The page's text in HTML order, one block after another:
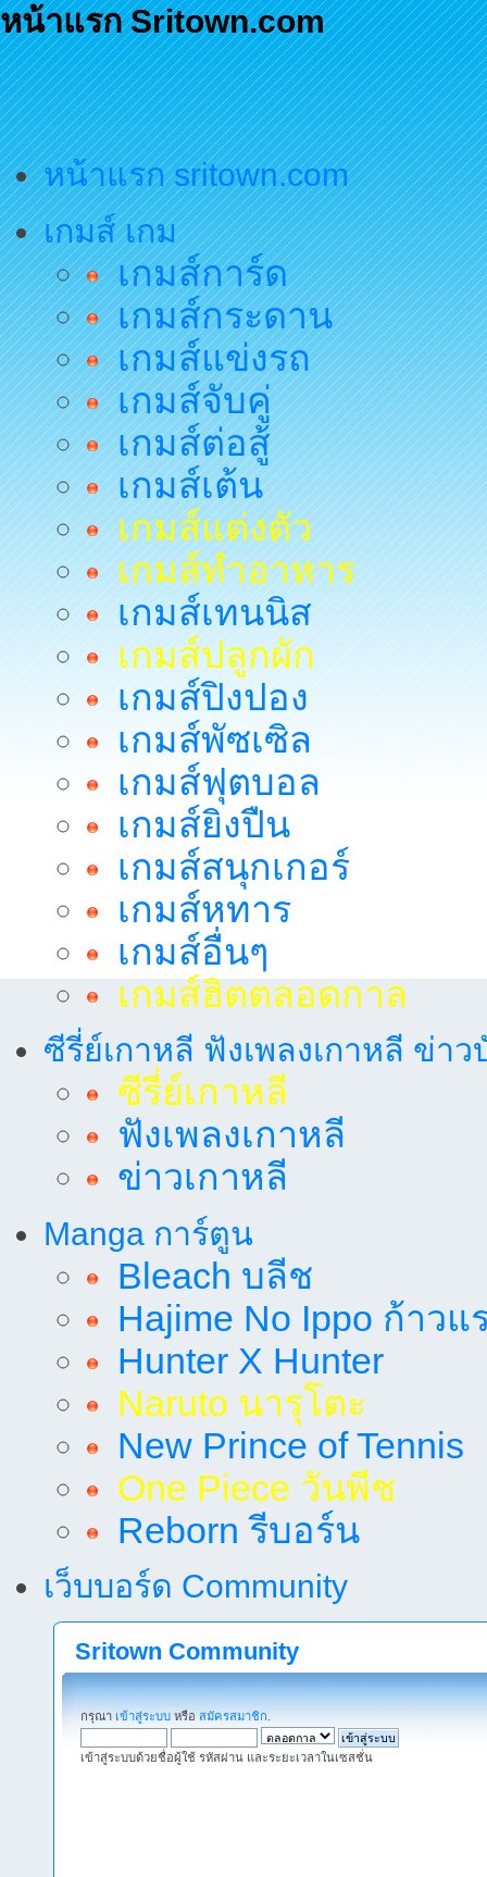
หน้าแรก Sritown.com
หน้าแรก sritown.com
เกมส์ เกม
เกมส์การ์ด
เกมส์กระดาน
เกมส์แข่งรถ
เกมส์จับคู่
เกมส์ต่อสู้
เกมส์เต้น
เกมส์แต่งตัว
เกมส์ทำอาหาร
เกมส์เทนนิส
เกมส์ปลูกผัก
เกมส์ปิงปอง
เกมส์พัซเซิล
เกมส์ฟุตบอล
เกมส์ยิงปืน
เกมส์สนุกเกอร์
เกมส์หทาร
เกมส์อื่นๆ
เกมส์ฮิตตลอดกาล
ซีรี่ย์เกาหลี ฟังเพลงเกาหลี ข่าว
ซีรี่ย์เกาหลี
ฟังเพลงเกาหลี
ข่าวเกาหลี
Manga การ์ตูน
Bleach บลีช
Hajime No Ippo ก้าวแ
Hunter X Hunter
Naruto นารุโตะ
New Prince of Tennis
One Piece วันพีช
Reborn รีบอร์น
เว็บบอร์ด Community
Sritown Community
กรุณา เข้าสู่ระบบ หรือ สมัครสมาชิก
เข้าสู่ระบบด้วยชื่อผู้ใช้ รหัสผ่าน และระยะเวลาในเซสชั่น